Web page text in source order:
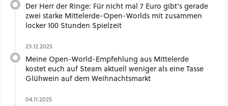
Der Herr der Ringe: Für nicht mal 7 Euro gibt's gerade
zwei starke Mittelerde-Open-Worlds mit zusammen
locker 100 Stunden Spielzeit
23.12.2025
Meine Open-World-Empfehlung aus Mittelerde
kostet euch auf Steam aktuell weniger als eine Tasse
Glühwein auf dem Weihnachtsmarkt
04.11.2025